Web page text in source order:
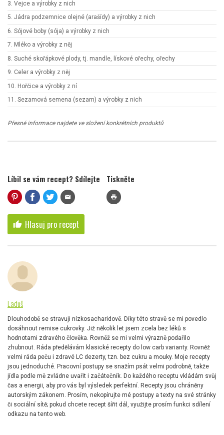
3. Vejce a výrobky z nich
5. Jádra podzemnice olejné (arašídy) a výrobky z nich
6. Sójové boby (sója) a výrobky z nich
7. Mléko a výrobky z něj
8. Suché skořápkové plody, tj. mandle, lískové ořechy, ořechy
9. Celer a výrobky z něj
10. Hořčice a výrobky z ní
11. Sezamová semena (sezam) a výrobky z nich
Přesné informace najdete ve složení konkrétních produktů
Líbil se vám recept? Sdílejte
mail
Tiskněte
print
thumb_up Hlasuj pro recept
Laduš
Dlouhodobě se stravuji nízkosacharidově. Díky této stravě se mi povedlo
dosáhnout remise cukrovky. Již několik let jsem zcela bez léků s
hodnotami zdravého člověka. Rovněž se mi velmi výrazně podařilo
zhubnout. Ráda předělávám klasické recepty do low carb varianty. Rovněž
velmi ráda peču i zdravé LC dezerty, tzn. bez cukru a mouky. Moje recepty
jsou jednoduché. Pracovní postupy se snažím psát velmi podrobně, takže
jídla podle mě zvládne uvařit i začátečník. Do každého receptu vkládám svůj
čas a energii, aby pro vás byl výsledek perfektní. Recepty jsou chráněny
autorským zákonem. Prosím, nekopírujte mé postupy a texty na své stránky
či sociální sítě; pokud chcete recept šířit dál, využijte prosím funkci sdílení
odkazu na tento web.